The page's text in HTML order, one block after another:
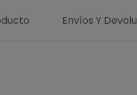
Envíos Y